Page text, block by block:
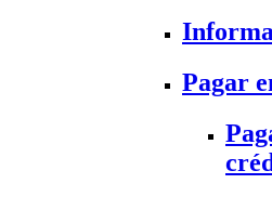
Pagar